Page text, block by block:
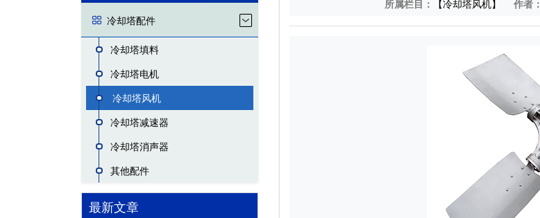
冷却塔配件
冷却塔填料
冷却塔电机
冷却塔风机
冷却塔减速器
冷却塔消声器
其他配件
最新文章
所属栏目： 【冷却塔风机】 作者：